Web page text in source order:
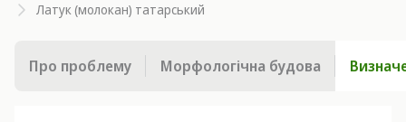
Латук (молокан) татарський
Про проблему Морфологічна будова